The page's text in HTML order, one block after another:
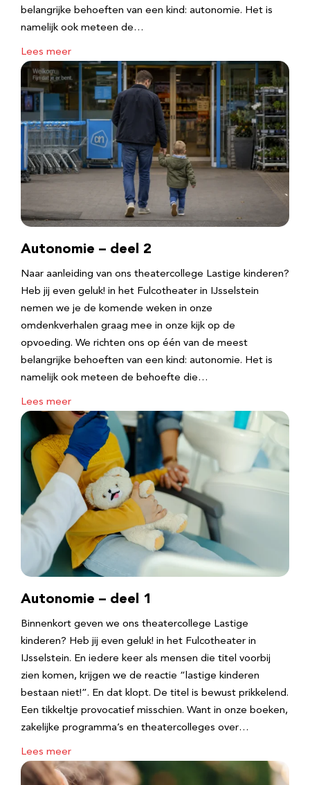
belangrijke behoeften van een kind: autonomie. Het is
namelijk ook meteen de…
Lees meer
Autonomie – deel 2
Naar aanleiding van ons theatercollege Lastige kinderen?
Heb jij even geluk! in het Fulcotheater in IJsselstein
nemen we je de komende weken in onze
omdenkverhalen graag mee in onze kijk op de
opvoeding. We richten ons op één van de meest
belangrijke behoeften van een kind: autonomie. Het is
namelijk ook meteen de behoefte die…
Lees meer
Autonomie – deel 1
Binnenkort geven we ons theatercollege Lastige
kinderen? Heb jij even geluk! in het Fulcotheater in
IJsselstein. En iedere keer als mensen die titel voorbij
zien komen, krijgen we de reactie “lastige kinderen
bestaan niet!”. En dat klopt. De titel is bewust prikkelend.
Een tikkeltje provocatief misschien. Want in onze boeken,
zakelijke programma’s en theatercolleges over…
Lees meer